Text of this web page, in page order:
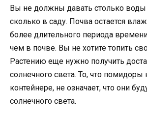
Вы не должны давать столько воды
сколько в саду. Почва остается
более длительного периода
чем в почве. Вы не хотите топить
Растению еще нужно получить
солнечного света. То, что помидоры
контейнере, не означает, что они
солнечного света.